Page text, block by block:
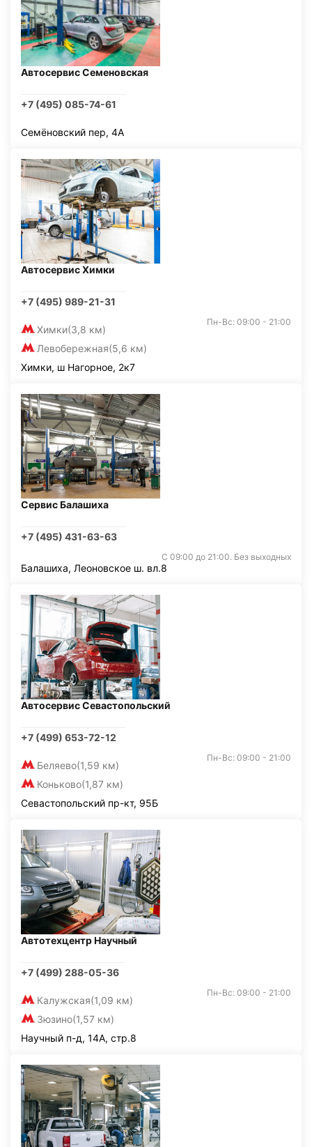
Автосервис Семеновская
+7 (495) 085-74-61
Семёновский пер, 4А
Автосервис Химки
+7 (495) 989-21-31
Химки(3,8 км)
Левобережная(5,6 км)
Пн-Вс: 09:00 - 21:00
Химки, ш Нагорное, 2к7
Сервис Балашиха
+7 (495) 431-63-63
С 09:00 до 21:00. Без выходных
Балашиха, Леоновское ш. вл.8
Автосервис Севастопольский
+7 (499) 653-72-12
Беляево(1,59 км)
Коньково(1,87 км)
Пн-Вс: 09:00 - 21:00
Севастопольский пр-кт, 95Б
Автотехцентр Научный
+7 (499) 288-05-36
Калужская(1,09 км)
Зюзино(1,57 км)
Пн-Вс: 09:00 - 21:00
Научный п-д, 14А, стр.8